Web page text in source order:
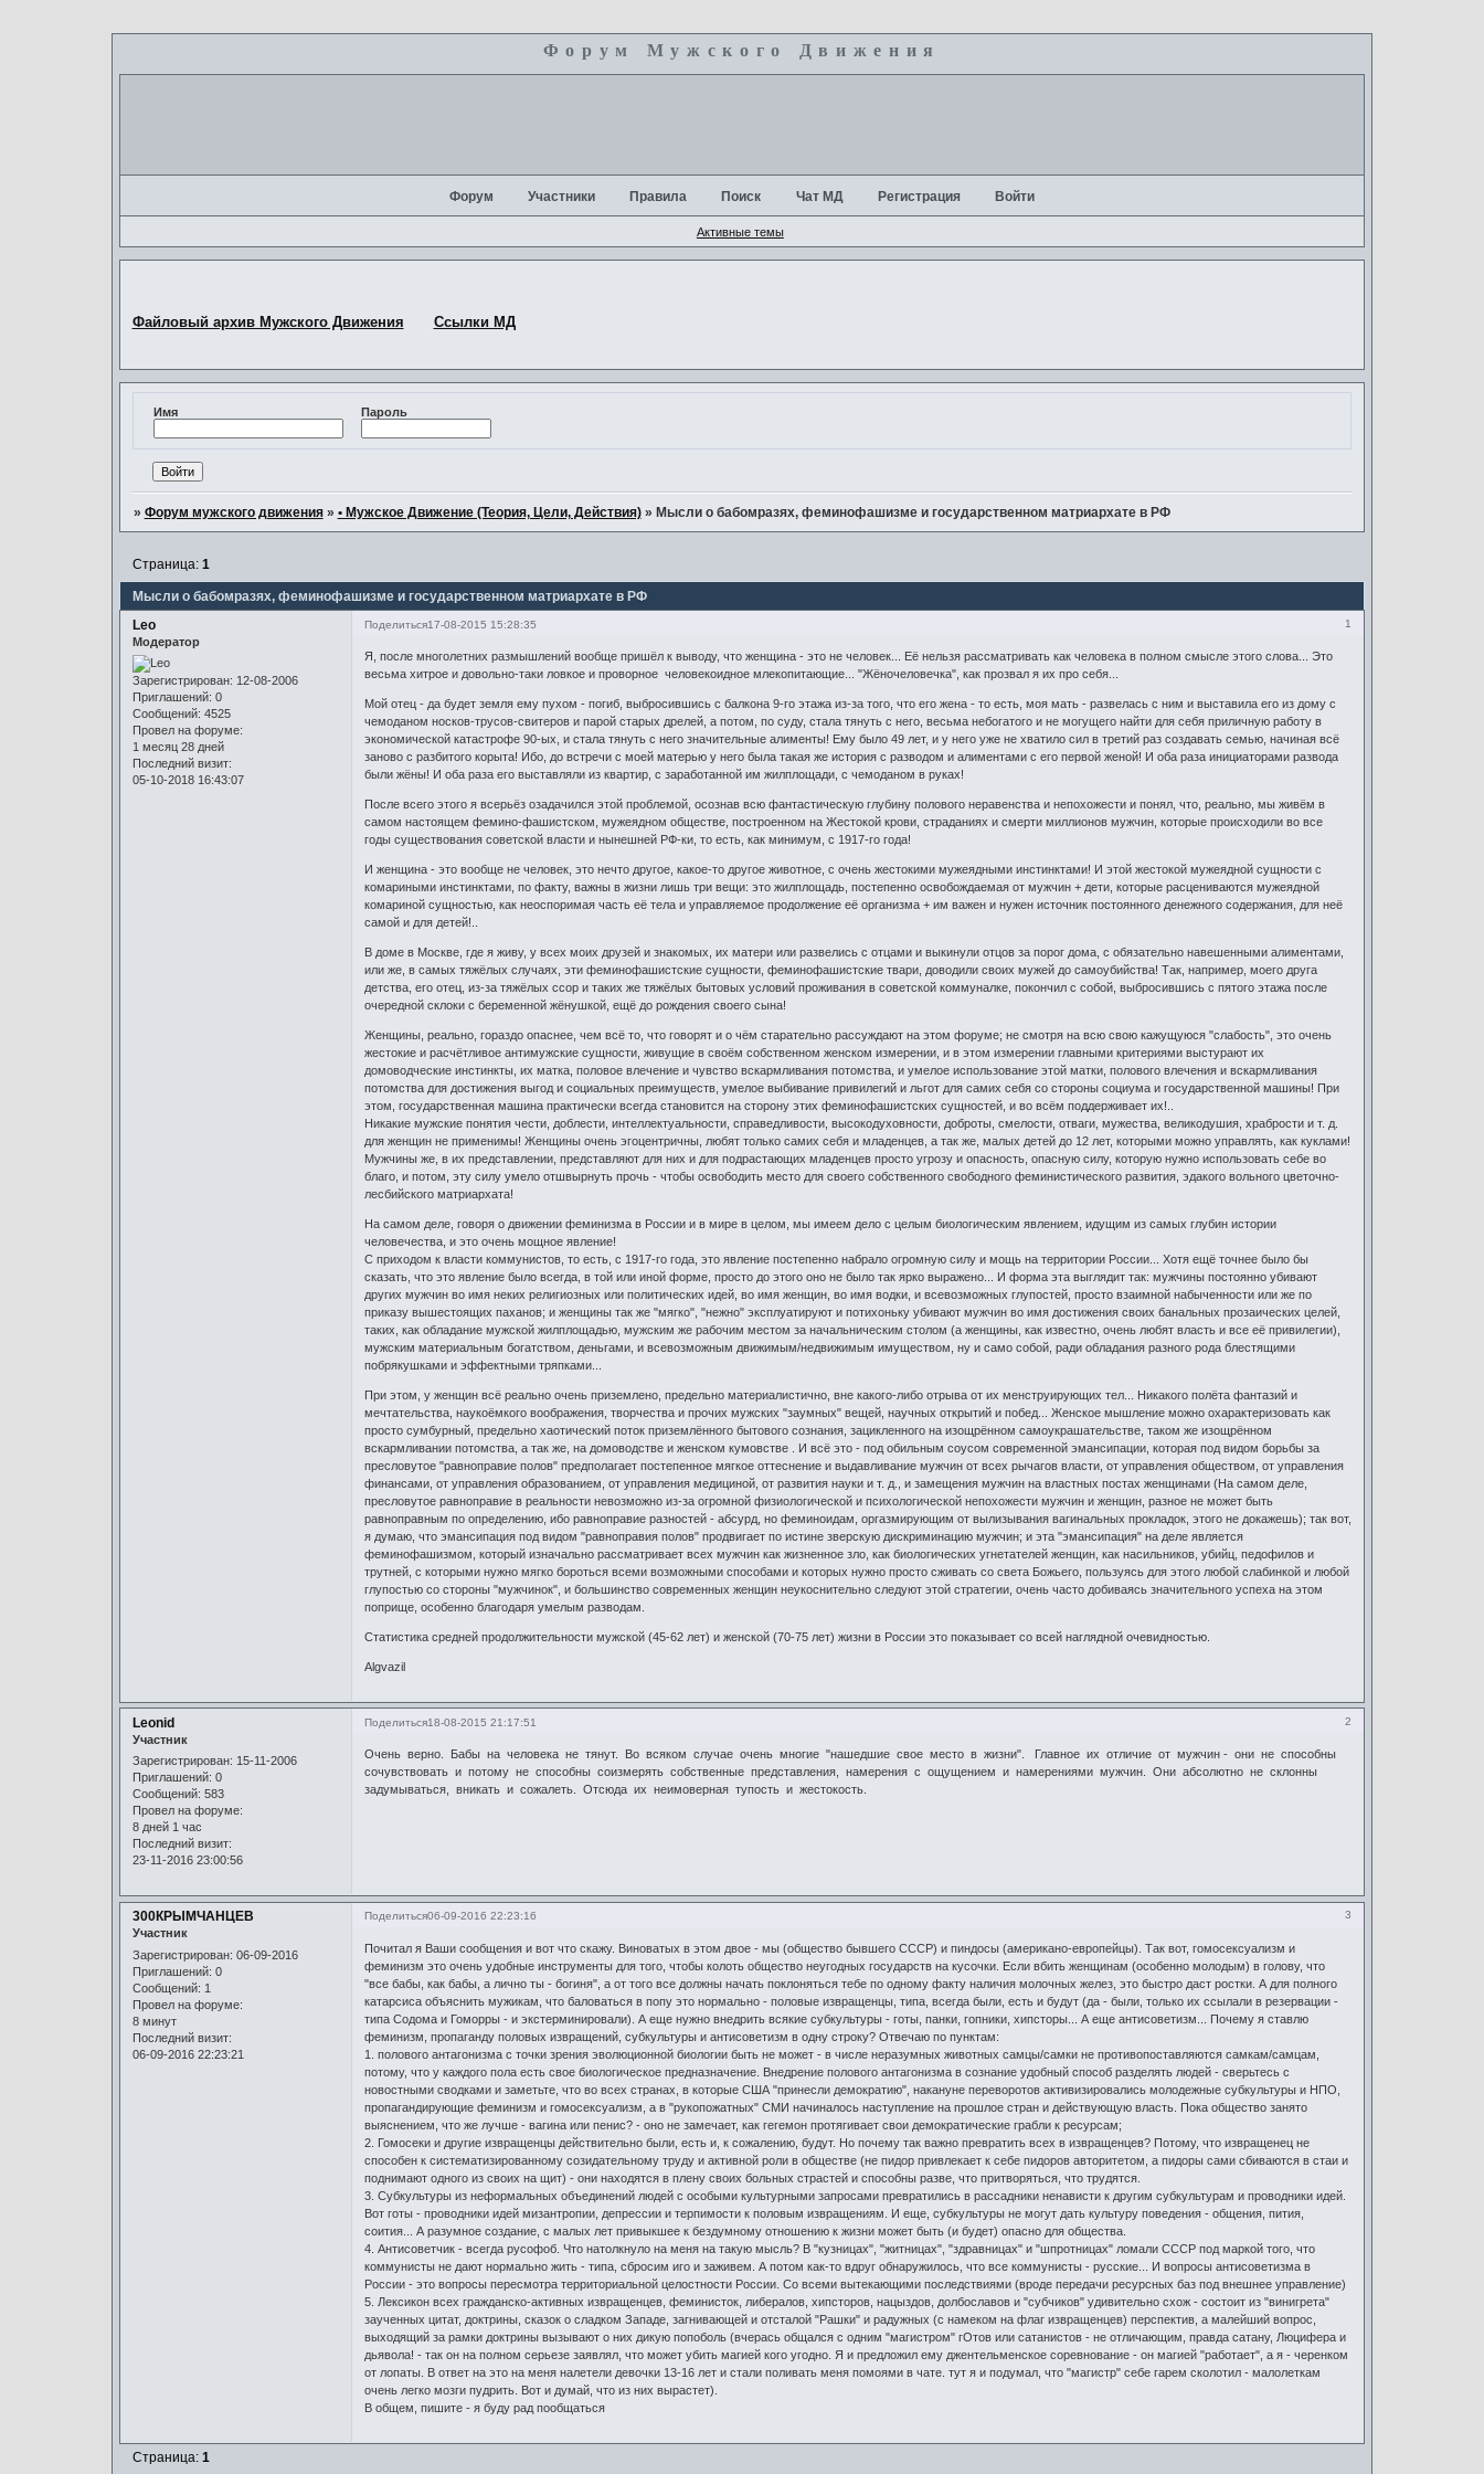
Форум Мужского Движения
Форум Участники Правила Поиск Чат МД Регистрация Войти
Активные темы
Файловый архив Мужского Движения Ссылки МД
Имя Пароль
» Форум мужского движения » • Мужское Движение (Теория, Цели, Действия) » Мысли о бабомразях, феминофашизме и государственном матриархате в РФ
Мысли о бабомразях, феминофашизме и государственном матриархате в РФ
Страница: 1
Поделиться 1
17-08-2015 15:28:35
Leo
Модератор
Зарегистрирован: 12-08-2006
Приглашений: 0
Сообщений: 4525
Провел на форуме:
1 месяц 28 дней
Последний визит:
05-10-2018 16:43:07
Я, после многолетних размышлений вообще пришёл к выводу, что женщина - это не человек... Её нельзя рассматривать как человека в полном смысле этого слова... Это
весьма хитрое и довольно-таки ловкое и проворное человекоидное млекопитающие... "Жёночеловечка", как прозвал я их про себя...
Мой отец - да будет земля ему пухом - погиб, выбросившись с балкона 9-го этажа из-за того, что его жена - то есть, моя мать - развелась с ним и выставила его из дому с
чемоданом носков-трусов-свитеров и парой старых дрелей, а потом, по суду, стала тянуть с него, весьма небогатого и не могущего найти для себя приличную работу в
экономической катастрофе 90-ых, и стала тянуть с него значительные алименты! Ему было 49 лет, и у него уже не хватило сил в третий раз создавать семью, начиная всё
заново с разбитого корыта! Ибо, до встречи с моей матерью у него была такая же история с разводом и алиментами с его первой женой! И оба раза инициаторами развода
были жёны! И оба раза его выставляли из квартир, с заработанной им жилплощади, с чемоданом в руках!
После всего этого я всерьёз озадачился этой проблемой, осознав всю фантастическую глубину полового неравенства и непохожести и понял, что, реально, мы живём в
самом настоящем фемино-фашистском, мужеядном обществе, построенном на Жестокой крови, страданиях и смерти миллионов мужчин, которые происходили во все
годы существования советской власти и нынешней РФ-ки, то есть, как минимум, с 1917-го года!
И женщина - это вообще не человек, это нечто другое, какое-то другое животное, с очень жестокими мужеядными инстинктами! И этой жестокой мужеядной сущности с
комариными инстинктами, по факту, важны в жизни лишь три вещи: это жилплощадь, постепенно освобождаемая от мужчин + дети, которые расцениваются мужеядной
комариной сущностью, как неоспоримая часть её тела и управляемое продолжение её организма + им важен и нужен источник постоянного денежного содержания, для неё
самой и для детей!..
В доме в Москве, где я живу, у всех моих друзей и знакомых, их матери или развелись с отцами и выкинули отцов за порог дома, с обязательно навешенными алиментами,
или же, в самых тяжёлых случаях, эти феминофашистские сущности, феминофашистские твари, доводили своих мужей до самоубийства! Так, например, моего друга
детства, его отец, из-за тяжёлых ссор и таких же тяжёлых бытовых условий проживания в советской коммуналке, покончил с собой, выбросившись с пятого этажа после
очередной склоки с беременной жёнушкой, ещё до рождения своего сына!
Женщины, реально, гораздо опаснее, чем всё то, что говорят и о чём старательно рассуждают на этом форуме; не смотря на всю свою кажущуюся "слабость", это очень
жестокие и расчётливое антимужские сущности, живущие в своём собственном женском измерении, и в этом измерении главными критериями выстурают их
домоводческие инстинкты, их матка, половое влечение и чувство вскармливания потомства, и умелое использование этой матки, полового влечения и вскармливания
потомства для достижения выгод и социальных преимуществ, умелое выбивание привилегий и льгот для самих себя со стороны социума и государственной машины! При
этом, государственная машина практически всегда становится на сторону этих феминофашистских сущностей, и во всём поддерживает их!..
Никакие мужские понятия чести, доблести, интеллектуальности, справедливости, высокодуховности, доброты, смелости, отваги, мужества, великодушия, храбрости и т. д.
для женщин не применимы! Женщины очень эгоцентричны, любят только самих себя и младенцев, а так же, малых детей до 12 лет, которыми можно управлять, как куклами!
Мужчины же, в их представлении, представляют для них и для подрастающих младенцев просто угрозу и опасность, опасную силу, которую нужно использовать себе во
благо, и потом, эту силу умело отшвырнуть прочь - чтобы освободить место для своего собственного свободного феминистического развития, эдакого вольного цветочно-
лесбийского матриархата!
На самом деле, говоря о движении феминизма в России и в мире в целом, мы имеем дело с целым биологическим явлением, идущим из самых глубин истории
человечества, и это очень мощное явление!
С приходом к власти коммунистов, то есть, с 1917-го года, это явление постепенно набрало огромную силу и мощь на территории России... Хотя ещё точнее было бы
сказать, что это явление было всегда, в той или иной форме, просто до этого оно не было так ярко выражено... И форма эта выглядит так: мужчины постоянно убивают
других мужчин во имя неких религиозных или политических идей, во имя женщин, во имя водки, и всевозможных глупостей, просто взаимной набыченности или же по
приказу вышестоящих паханов; и женщины так же "мягко", "нежно" эксплуатируют и потихоньку убивают мужчин во имя достижения своих банальных прозаических целей,
таких, как обладание мужской жилплощадью, мужским же рабочим местом за начальническим столом (а женщины, как известно, очень любят власть и все её привилегии),
мужским материальным богатством, деньгами, и всевозможным движимым/недвижимым имуществом, ну и само собой, ради обладания разного рода блестящими
побрякушками и эффектными тряпками...
При этом, у женщин всё реально очень приземлено, предельно материалистично, вне какого-либо отрыва от их менструирующих тел... Никакого полёта фантазий и
мечтательства, наукоёмкого воображения, творчества и прочих мужских "заумных" вещей, научных открытий и побед... Женское мышление можно охарактеризовать как
просто сумбурный, предельно хаотический поток приземлённого бытового сознания, зацикленного на изощрённом самоукрашательстве, таком же изощрённом
вскармливании потомства, а так же, на домоводстве и женском кумовстве . И всё это - под обильным соусом современной эмансипации, которая под видом борьбы за
пресловутое "равноправие полов" предполагает постепенное мягкое оттеснение и выдавливание мужчин от всех рычагов власти, от управления обществом, от управления
финансами, от управления образованием, от управления медициной, от развития науки и т. д., и замещения мужчин на властных постах женщинами (На самом деле,
пресловутое равноправие в реальности невозможно из-за огромной физиологической и психологической непохожести мужчин и женщин, разное не может быть
равноправным по определению, ибо равноправие разностей - абсурд, но феминоидам, оргазмирующим от вылизывания вагинальных прокладок, этого не докажешь); так вот,
я думаю, что эмансипация под видом "равноправия полов" продвигает по истине зверскую дискриминацию мужчин; и эта "эмансипация" на деле является
феминофашизмом, который изначально рассматривает всех мужчин как жизненное зло, как биологических угнетателей женщин, как насильников, убийц, педофилов и
трутней, с которыми нужно мягко бороться всеми возможными способами и которых нужно просто сживать со света Божьего, пользуясь для этого любой слабинкой и любой
глупостью со стороны "мужчинок", и большинство современных женщин неукоснительно следуют этой стратегии, очень часто добиваясь значительного успеха на этом
поприще, особенно благодаря умелым разводам.
Статистика средней продолжительности мужской (45-62 лет) и женской (70-75 лет) жизни в России это показывает со всей наглядной очевидностью.
Algvazil
Поделиться 2
18-08-2015 21:17:51
Leonid
Участник
Зарегистрирован: 15-11-2006
Приглашений: 0
Сообщений: 583
Провел на форуме:
8 дней 1 час
Последний визит:
23-11-2016 23:00:56
Очень верно. Бабы на человека не тянут. Во всяком случае очень многие "нашедшие свое место в жизни". Главное их отличие от мужчин - они не способны
сочувствовать и потому не способны соизмерять собственные представления, намерения с ощущением и намерениями мужчин. Они абсолютно не склонны
задумываться, вникать и сожалеть. Отсюда их неимоверная тупость и жестокость.
Поделиться 3
06-09-2016 22:23:16
300КРЫМЧАНЦЕВ
Участник
Зарегистрирован: 06-09-2016
Приглашений: 0
Сообщений: 1
Провел на форуме:
8 минут
Последний визит:
06-09-2016 22:23:21
Почитал я Ваши сообщения и вот что скажу. Виноватых в этом двое - мы (общество бывшего СССР) и пиндосы (американо-европейцы). Так вот, гомосексуализм и
феминизм это очень удобные инструменты для того, чтобы колоть общество неугодных государств на кусочки. Если вбить женщинам (особенно молодым) в голову, что
"все бабы, как бабы, а лично ты - богиня", а от того все должны начать поклоняться тебе по одному факту наличия молочных желез, это быстро даст ростки. А для полного
катарсиса объяснить мужикам, что баловаться в попу это нормально - половые извращенцы, типа, всегда были, есть и будут (да - были, только их ссылали в резервации -
типа Содома и Гоморры - и экстерминировали). А еще нужно внедрить всякие субкультуры - готы, панки, гопники, хипсторы... А еще антисоветизм... Почему я ставлю
феминизм, пропаганду половых извращений, субкультуры и антисоветизм в одну строку? Отвечаю по пунктам:
1. полового антагонизма с точки зрения эволюционной биологии быть не может - в числе неразумных животных самцы/самки не противопоставляются самкам/самцам,
потому, что у каждого пола есть свое биологическое предназначение. Внедрение полового антагонизма в сознание удобный способ разделять людей - сверьтесь с
новостными сводками и заметьте, что во всех странах, в которые США "принесли демократию", накануне переворотов активизировались молодежные субкультуры и НПО,
пропагандирующие феминизм и гомосексуализм, а в "рукопожатных" СМИ начиналось наступление на прошлое стран и действующую власть. Пока общество занято
выяснением, что же лучше - вагина или пенис? - оно не замечает, как гегемон протягивает свои демократические грабли к ресурсам;
2. Гомосеки и другие извращенцы действительно были, есть и, к сожалению, будут. Но почему так важно превратить всех в извращенцев? Потому, что извращенец не
способен к систематизированному созидательному труду и активной роли в обществе (не пидор привлекает к себе пидоров авторитетом, а пидоры сами сбиваются в стаи и
поднимают одного из своих на щит) - они находятся в плену своих больных страстей и способны разве, что притворяться, что трудятся.
3. Субкультуры из неформальных объединений людей с особыми культурными запросами превратились в рассадники ненависти к другим субкультурам и проводники идей.
Вот готы - проводники идей мизантропии, депрессии и терпимости к половым извращениям. И еще, субкультуры не могут дать культуру поведения - общения, пития,
соития... А разумное создание, с малых лет привыкшее к бездумному отношению к жизни может быть (и будет) опасно для общества.
4. Антисоветчик - всегда русофоб. Что натолкнуло на меня на такую мысль? В "кузницах", "житницах", "здравницах" и "шпротницах" ломали СССР под маркой того, что
коммунисты не дают нормально жить - типа, сбросим иго и заживем. А потом как-то вдруг обнаружилось, что все коммунисты - русские... И вопросы антисоветизма в
России - это вопросы пересмотра территориальной целостности России. Со всеми вытекающими последствиями (вроде передачи ресурсных баз под внешнее управление)
5. Лексикон всех гражданско-активных извращенцев, феминисток, либералов, хипсторов, нацыздов, долбославов и "субчиков" удивительно схож - состоит из "винигрета"
заученных цитат, доктрины, сказок о сладком Западе, загнивающей и отсталой "Рашки" и радужных (с намеком на флаг извращенцев) перспектив, а малейший вопрос,
выходящий за рамки доктрины вызывают о них дикую попоболь (вчерась общался с одним "магистром" гОтов или сатанистов - не отличающим, правда сатану, Люцифера и
дьявола! - так он на полном серьезе заявлял, что может убить магией кого угодно. Я и предложил ему джентельменское соревнование - он магией "работает", а я - черенком
от лопаты. В ответ на это на меня налетели девочки 13-16 лет и стали поливать меня помоями в чате. тут я и подумал, что "магистр" себе гарем сколотил - малолеткам
очень легко мозги пудрить. Вот и думай, что из них вырастет).
В общем, пишите - я буду рад пообщаться
Страница: 1